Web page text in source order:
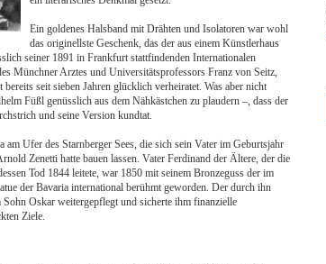
Ein goldenes Halsband mit Drähten und Isolatoren war wohl
das originellste Geschenk, das der aus einem Künstlerhaus
seiner 1891 in Frankfurt stattfindenden Internationalen
Münchner Arztes und Universitätsprofessors Franz von Seitz,
seit sieben Jahren glücklich verheiratet. Was aber nicht
Füßl genüsslich aus dem Nähkästchen zu plaudern –, dass der
und seine Version kundtat.
Ufer des Starnberger Sees, die sich sein Vater im Geburtsjahr
Zenetti hatte bauen lassen. Vater Ferdinand der Ältere, der die
Tod 1844 leitete, war 1850 mit seinem Bronzeguss der im
der Bavaria international berühmt geworden. Der durch ihn
Oskar weitergepflegt und sicherte ihm finanzielle
Ziele.